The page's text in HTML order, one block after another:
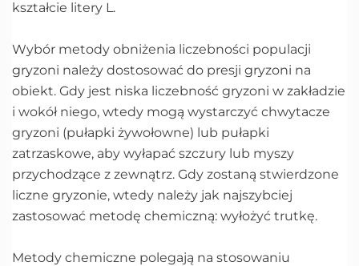
kształcie litery L.
Wybór metody obniżenia liczebności populacji
gryzoni należy dostosować do presji gryzoni na
obiekt. Gdy jest niska liczebność gryzoni w zakładzie
i wokół niego, wtedy mogą wystarczyć chwytacze
gryzoni (pułapki żywołowne) lub pułapki
zatrzaskowe, aby wyłapać szczury lub myszy
przychodzące z zewnątrz. Gdy zostaną stwierdzone
liczne gryzonie, wtedy należy jak najszybciej
zastosować metodę chemiczną: wyłożyć trutkę.
Metody chemiczne polegają na stosowaniu